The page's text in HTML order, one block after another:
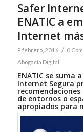
Safer
ENATIC a
Internet
9 febrero, 2016 / 0
Abogacía Digital
ENATIC se suma
Internet Segura
de entornos o
apropiados para